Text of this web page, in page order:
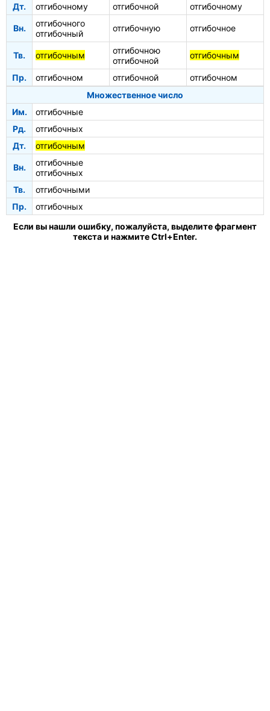
Дт.
отгибочному отгибочной отгибочному
Вн.
отгибочного
отгибочный
отгибочную отгибочное
Тв. отгибочным
отгибочною
отгибочной
отгибочным
Пр. отгибочном отгибочной
отгибочном
Множественное число
Им.
отгибочные
Рд.
отгибочных
Дт.
отгибочным
Вн.
отгибочные
отгибочных
Тв.
отгибочными
Пр.
отгибочных
Если вы нашли ошибку, пожалуйста, выделите фрагмент
текста и нажмите Ctrl+Enter.